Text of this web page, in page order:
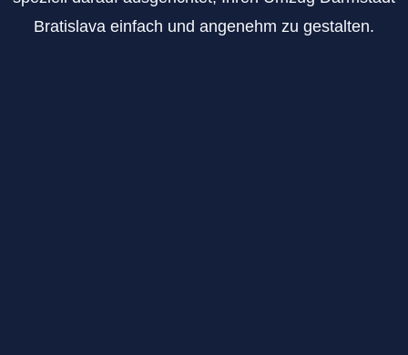
Bratislava einfach und angenehm zu gestalten.